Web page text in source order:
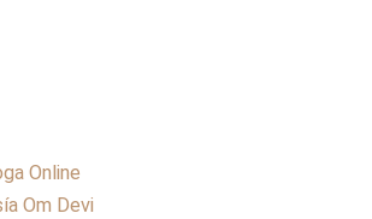
Online
Om Devi